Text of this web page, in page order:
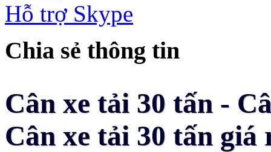
Hỗ trợ Skype
Chia sẻ thông tin
Cân xe tải 30 tấn -
Cân xe tải 30 tấn giá